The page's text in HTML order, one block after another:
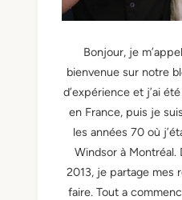
Bonjour, je
bienvenue sur notre
d’expérience et j’ai
en France, puis je
les années 70 où
Windsor à Montréal.
2013, je partage mes
faire. Tout a